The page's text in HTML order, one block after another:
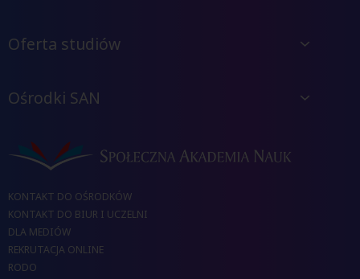
Oferta studiów
Ośrodki SAN
KONTAKT DO OŚRODKÓW
KONTAKT DO BIUR I UCZELNI
DLA MEDIÓW
REKRUTACJA ONLINE
RODO